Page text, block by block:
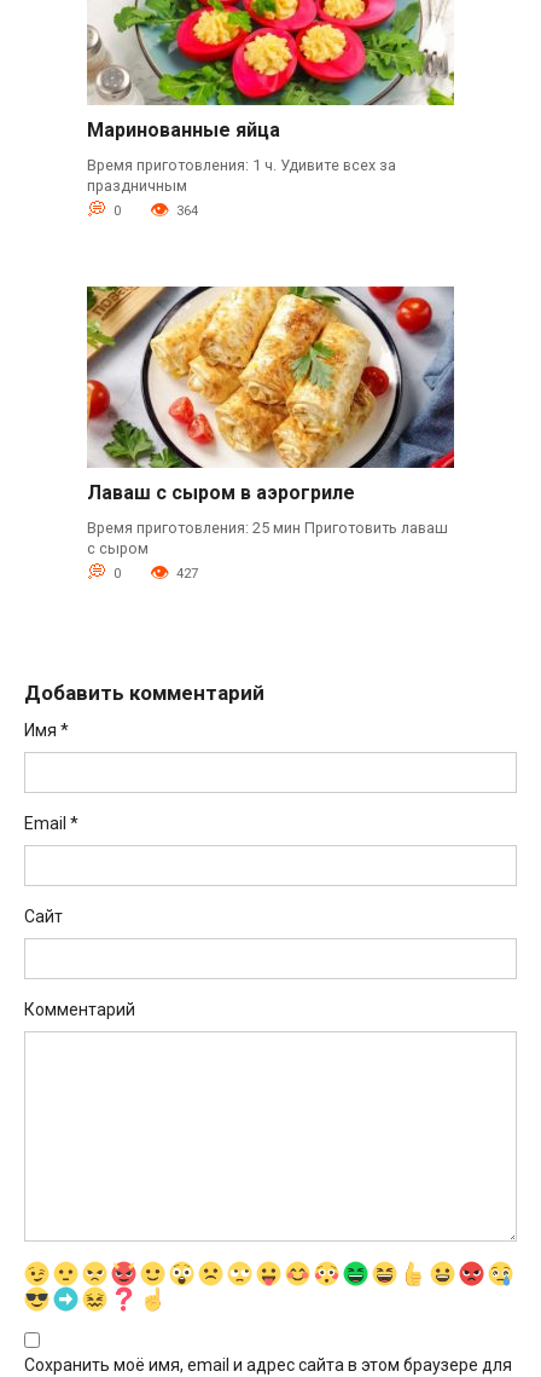
Маринованные яйца
Время приготовления: 1 ч. Удивите всех за
праздничным
0 364
Лаваш с сыром в аэрогриле
Время приготовления: 25 мин Приготовить лаваш
с сыром
0 427
Добавить комментарий
Имя *
Email *
Сайт
Комментарий
Сохранить моё имя, email и адрес сайта в этом браузере для